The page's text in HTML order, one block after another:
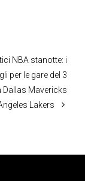
NBA stanotte: i
per le gare del 3
Mavericks
Lakers